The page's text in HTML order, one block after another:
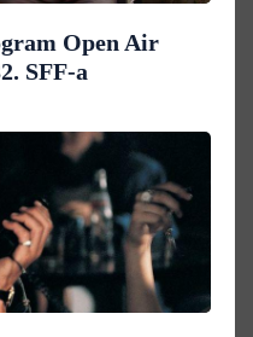
Open Air
SFF-a